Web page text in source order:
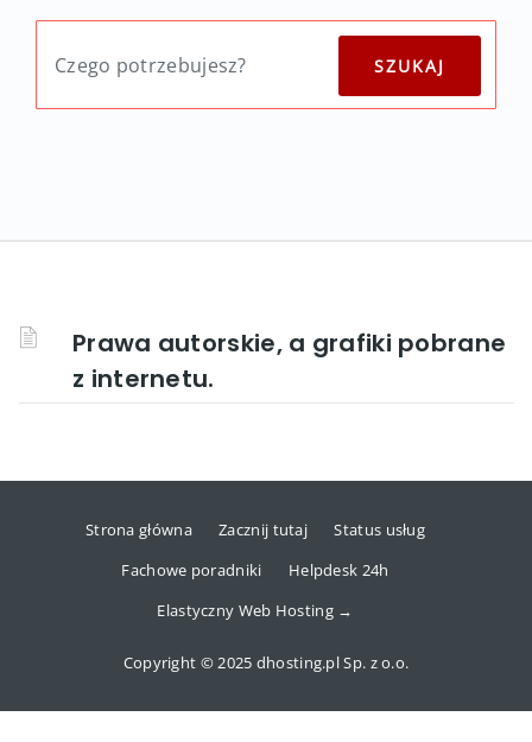
Prawa autorskie, a grafiki pobrane
z internetu.
Strona główna Zacznij tutaj
Status usług
Fachowe poradniki
Helpdesk 24h
Elastyczny Web Hosting →
Copyright © 2025 dhosting.pl Sp. z o.o.